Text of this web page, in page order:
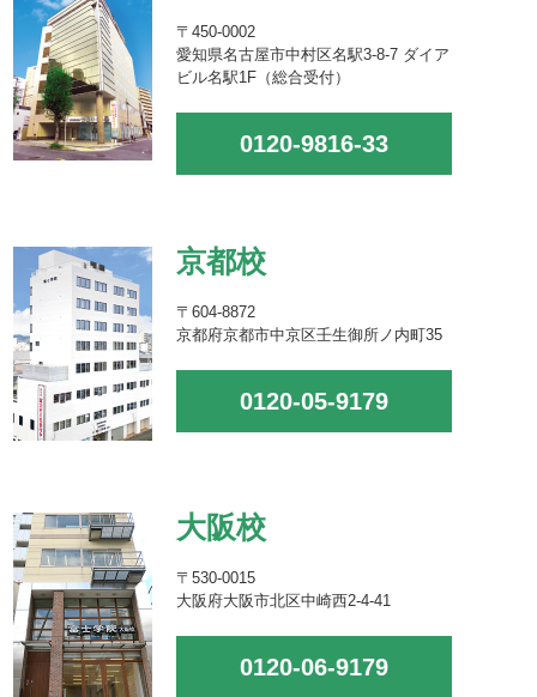
〒450-0002
愛知県名古屋市中村区名駅3-8-7 ダイア
ビル名駅1F（総合受付）
0120-9816-33
京都校
〒604-8872
京都府京都市中京区壬生御所ノ内町35
0120-05-9179
大阪校
〒530-0015
大阪府大阪市北区中崎西2-4-41
0120-06-9179